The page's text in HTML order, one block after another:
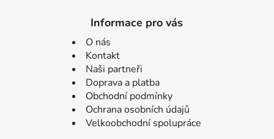
Informace pro vás
O nás
Kontakt
Naši partneři
Doprava a platba
Obchodní podmínky
Ochrana osobních údajů
Velkoobchodní spolupráce